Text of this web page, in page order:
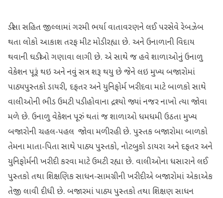
ડીસા સહિત જીલ્લામાં ગરમી ભર્યા વાતાવરણને લઈ પરસેવે રેબઝેબ
થતા લોકો આકાશ તરફ મીટ મોડી રહ્યા છે. અને ઉનાળાની વિદાય
થવાની ઘડીઓ ગણાવા લાગી છે. એ સાથે જ હવે શાળાઓનું ઉનાળુ
વેકેશન પૂરૂં થઇ અને નવું સત્ર શરૂ થયુ છે જેને લઇ મુખ્ય બજારોમાં
પાઠ્યપુસ્તકો ડાયરી, દફતર અને યુનિફોર્મ ખરીદવા માટે બાળકો સાથે
વાલીઓની ભીડ ઉમટી પડી હોવાના દ્રશ્યો જ્યાં નજર નાખો ત્યા જોવા
મળે છે. ઉનાળુ વેકેશન પૂરું થતાં જ શાળાઓ ધમધમી ઉઠતા મુખ્ય
બજારોની ચહલ-૫હલ જોવા મળી રહી છે. પુસ્તક બજારોમા બાળકો
તેમના માતા-પિતા સાથે પાઠ્ય પુસ્તકો, નોટબુકો ડાયરા અને દફતર અને
યુનિફોર્મની ખરીદી કરવા માટે ઉમટી રહ્યા છે. વાલીઓના ધસારાને લઈ
પુસ્તકો તથા શિક્ષણિક સાધન-સામગ્રીની ખરીદીએ બજારોમાં એકાએક
તેજી લાવી દીધી છે. બજારમાં પાઠ્ય પુસ્તકો તથા શિક્ષણ સાધન